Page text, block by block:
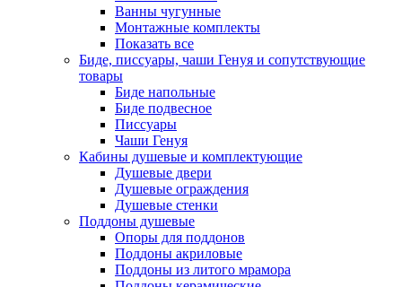
Ванны чугунные
Монтажные комплекты
Показать все
Биде, писсуары, чаши Генуя и сопутствующие
товары
Биде напольные
Биде подвесное
Писсуары
Чаши Генуя
Кабины душевые и комплектующие
Душевые двери
Душевые ограждения
Душевые стенки
Поддоны душевые
Опоры для поддонов
Поддоны акриловые
Поддоны из литого мрамора